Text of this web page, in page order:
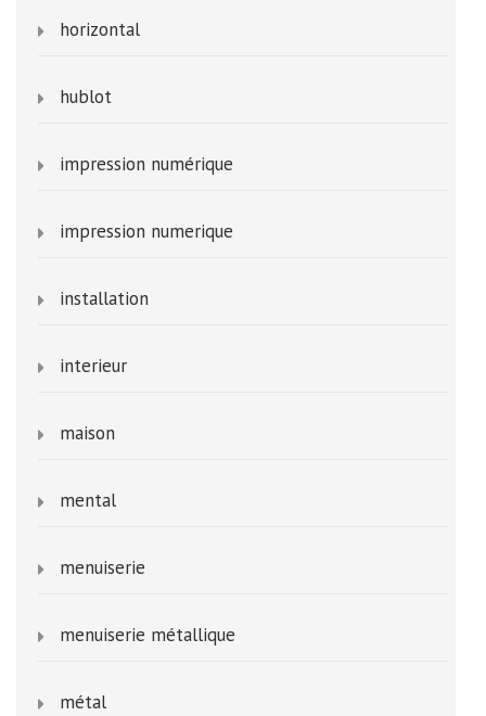
horizontal
hublot
impression numérique
impression numerique
installation
interieur
maison
mental
menuiserie
menuiserie métallique
métal